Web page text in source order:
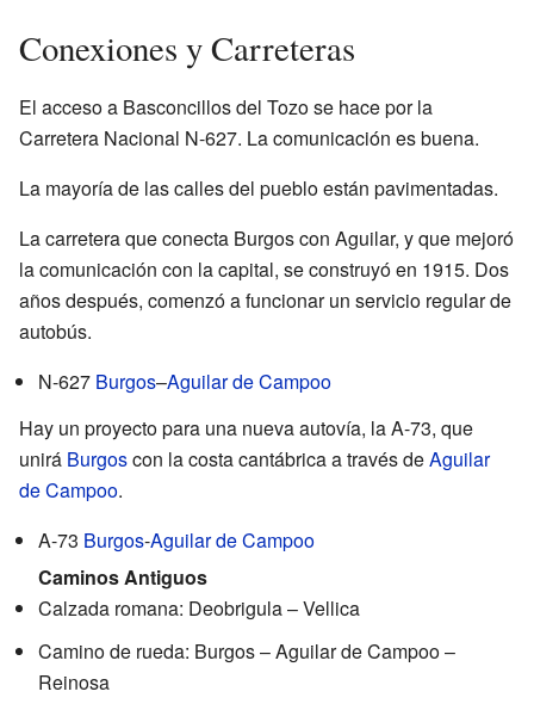
Conexiones y Carreteras
El acceso a Basconcillos del Tozo se hace por la
Carretera Nacional N-627. La comunicación es buena.
La mayoría de las calles del pueblo están pavimentadas.
La carretera que conecta Burgos con Aguilar, y que mejoró
la comunicación con la capital, se construyó en 1915. Dos
años después, comenzó a funcionar un servicio regular de
autobús.
N-627 Burgos–Aguilar de Campoo
Hay un proyecto para una nueva autovía, la A-73, que
unirá Burgoscon la costa cantábrica a través deAguilar
de Campoo.
A-73 Burgos-Aguilar de Campoo
Caminos Antiguos
Calzada romana: Deobrigula – Vellica
Camino de rueda: Burgos – Aguilar de Campoo –
Reinosa